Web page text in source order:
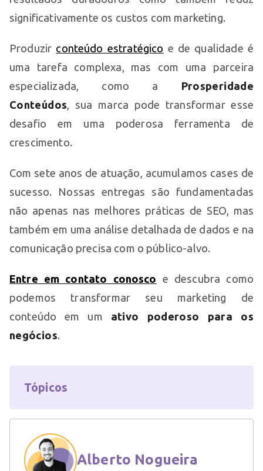
significativamente os custos com marketing.
Produzir conteúdo estratégico e de qualidade é
uma tarefa complexa, mas com uma parceira
especializada, como a Prosperidade
Conteúdos, sua marca pode transformar esse
desafio em uma poderosa ferramenta de
crescimento.
Com sete anos de atuação, acumulamos cases de
sucesso. Nossas entregas são fundamentadas
não apenas nas melhores práticas de SEO, mas
também em uma análise detalhada de dados e na
comunicação precisa com o público-alvo.
Entre em contato conosco e descubra como
podemos transformar seu marketing de
conteúdo em um ativo poderoso para os
negócios.
Tópicos
Alberto Nogueira